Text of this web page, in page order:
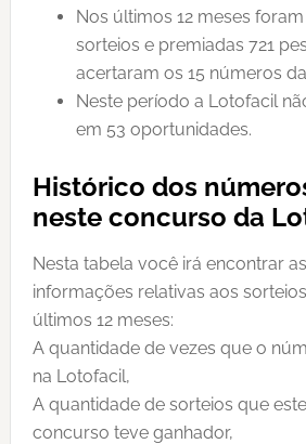
Nos últimos 12 meses
sorteios e premiadas 721
acertaram os 15 números
Neste período a Lotofacil
em 53 oportunidades.
Histórico dos
neste concurso da
Nesta tabela você irá encontrar
informações relativas aos
últimos 12 meses:
A quantidade de vezes que o
na Lotofacil,
A quantidade de sorteios que
concurso teve ganhador,